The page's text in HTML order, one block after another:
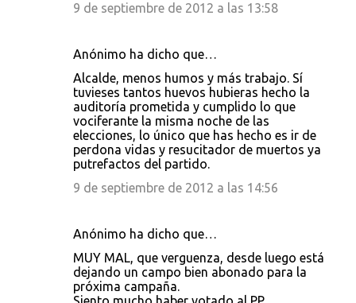
9 de septiembre de 2012 a las 13:58
Anónimo ha dicho que…
Alcalde, menos humos y más trabajo. Sí
tuvieses tantos huevos hubieras hecho la
auditoría prometida y cumplido lo que
vociferante la misma noche de las
elecciones, lo único que has hecho es ir de
perdona vidas y resucitador de muertos ya
putrefactos del partido.
9 de septiembre de 2012 a las 14:56
Anónimo ha dicho que…
MUY MAL, que verguenza, desde luego está
dejando un campo bien abonado para la
próxima campaña.